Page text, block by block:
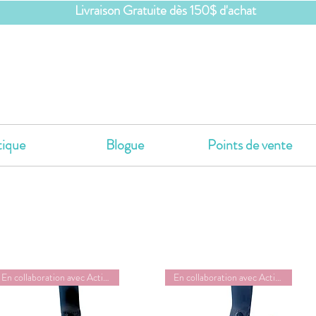
Blogue Points de vente
Livraison Gratuite dès 150$ d'achat
En collaboration avec ActivMom En collaboration avec ActivMom